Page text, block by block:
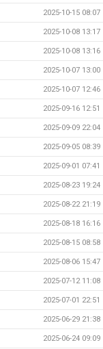
2025-10-15 08:07
2025-10-08 13:17
2025-10-08 13:16
2025-10-07 13:00
2025-10-07 12:46
2025-09-16 12:51
2025-09-09 22:04
2025-09-05 08:39
2025-09-01 07:41
2025-08-23 19:24
2025-08-22 21:19
2025-08-18 16:16
2025-08-15 08:58
2025-08-06 15:47
2025-07-12 11:08
2025-07-01 22:51
2025-06-29 21:38
2025-06-24 09:09